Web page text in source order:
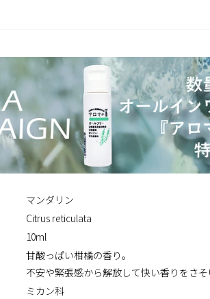
マンダリン
Citrus reticulata
10ml
甘酸っぱい柑橘の香り。
不安や緊張感から解放して快い香りをさそ
ミカン科